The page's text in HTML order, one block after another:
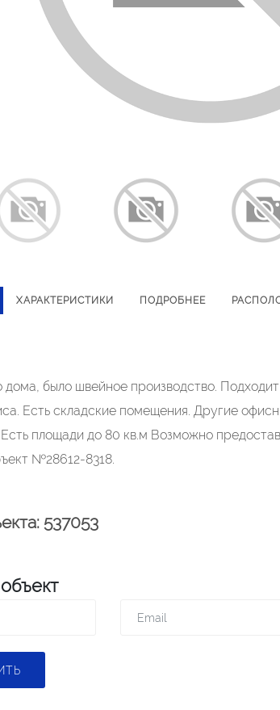
ХАРАКТЕРИСТИКИ ПОДРОБНЕЕ
дома, было швейное производство.
Есть складские помещения. Другие
площади до 80 кв.м Возможно
№28612-8318.
537053